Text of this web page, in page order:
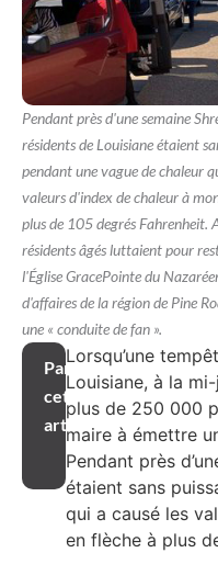
Pendant près d'une semaine
résidents de Louisiane étaient
pendant une vague de chaleur
valeurs d'index de chaleur à
plus de 105 degrés Fahrenheit.
résidents âgés luttaient pour
l'Église GracePointe du
d'affaires de la région de Pine
une « conduite de fan ».
Partager
cet
article
Lorsqu’une
Louisiane, à la
plus de 250 000
maire à émettre
Pendant près
étaient sans
qui a causé les
en flèche à plus